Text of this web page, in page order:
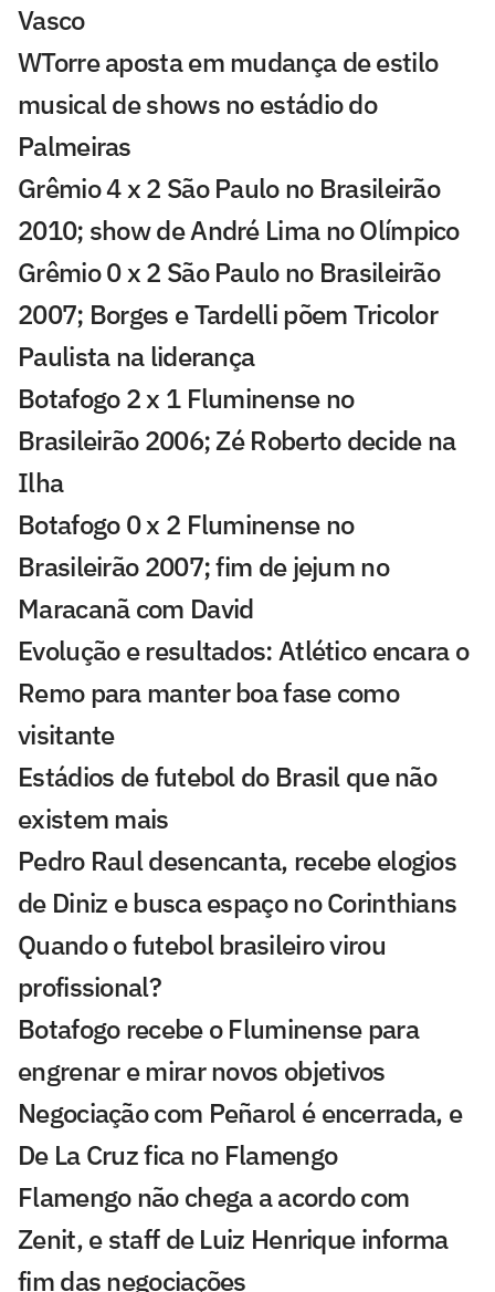
Vasco
WTorre aposta em mudança de estilo
musical de shows no estádio do
Palmeiras
Grêmio 4 x 2 São Paulo no Brasileirão
2010; show de André Lima no Olímpico
Grêmio 0 x 2 São Paulo no Brasileirão
2007; Borges e Tardelli põem Tricolor
Paulista na liderança
Botafogo 2 x 1 Fluminense no
Brasileirão 2006; Zé Roberto decide na
Ilha
Botafogo 0 x 2 Fluminense no
Brasileirão 2007; fim de jejum no
Maracanã com David
Evolução e resultados: Atlético encara o
Remo para manter boa fase como
visitante
Estádios de futebol do Brasil que não
existem mais
Pedro Raul desencanta, recebe elogios
de Diniz e busca espaço no Corinthians
Quando o futebol brasileiro virou
profissional?
Botafogo recebe o Fluminense para
engrenar e mirar novos objetivos
Negociação com Peñarol é encerrada, e
De La Cruz fica no Flamengo
Flamengo não chega a acordo com
Zenit, e staff de Luiz Henrique informa
fim das negociações